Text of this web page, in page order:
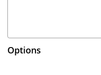
Options